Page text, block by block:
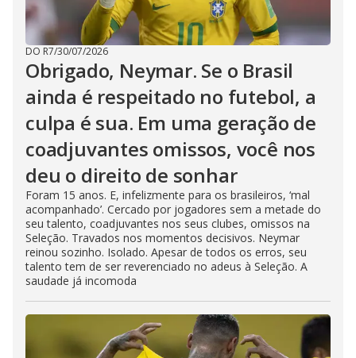
DO R7/30/07/2026
Obrigado, Neymar. Se o Brasil
ainda é respeitado no futebol, a
culpa é sua. Em uma geração de
coadjuvantes omissos, você nos
deu o direito de sonhar
Foram 15 anos. E, infelizmente para os brasileiros, ‘mal
acompanhado’. Cercado por jogadores sem a metade do
seu talento, coadjuvantes nos seus clubes, omissos na
Seleção. Travados nos momentos decisivos. Neymar
reinou sozinho. Isolado. Apesar de todos os erros, seu
talento tem de ser reverenciado no adeus à Seleção. A
saudade já incomoda